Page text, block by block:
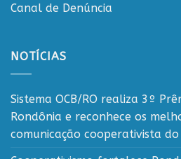
Canal de Denúncia
NOTÍCIAS
Sistema OCB/RO realiza 3º
Rondônia e reconhece os
comunicação cooperativista